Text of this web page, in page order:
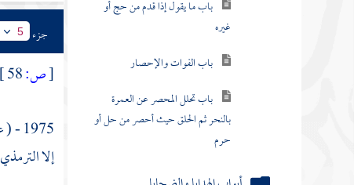
باب الفوات والإحصار
بالنحر ثم الحلق حيث أحصر من حل أو
أبواب الهدايا والضحايا
كتاب العقيقة وسنة الولادة
جزء 5
[ص:
1975 - ( عن
إلاالترمذي